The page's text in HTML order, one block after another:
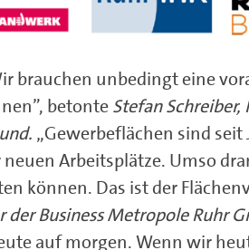
brauchen unbedingt eine
betonteStefan
„Gewerbeflächen sind
Arbeitsplätze. Umso
können. Das ist der
Business Metropole Ruhr
auf morgen. Wenn wir